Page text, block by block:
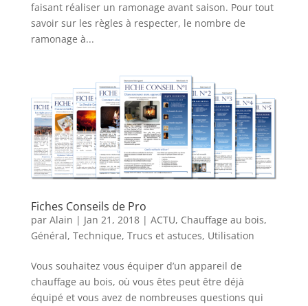
faisant réaliser un ramonage avant saison. Pour tout
savoir sur les règles à respecter, le nombre de
ramonage à...
Fiches Conseils de Pro
par Alain | Jan 21, 2018| ACTU, Chauffage au bois,
Général, Technique, Trucs et astuces, Utilisation
Vous souhaitez vous équiper d’un appareil de
chauffage au bois, où vous êtes peut être déjà
équipé et vous avez de nombreuses questions qui